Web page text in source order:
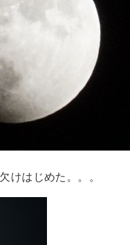
けはじめた。。。